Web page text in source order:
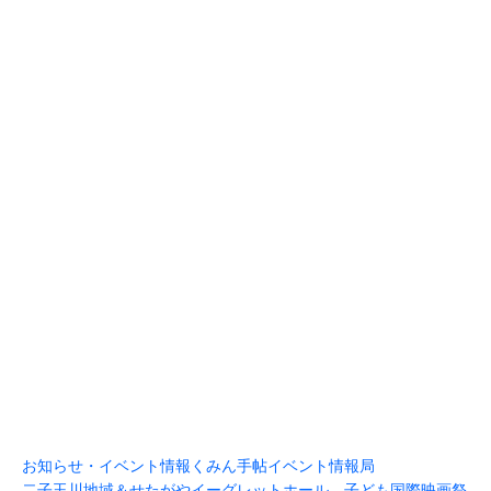
お知らせ・イベント情報 くみん手帖イベント情報局